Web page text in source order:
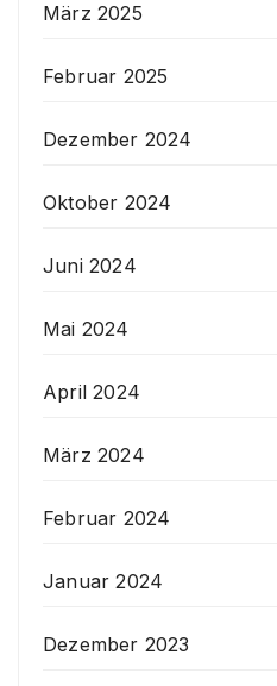
März 2025
Februar 2025
Dezember 2024
Oktober 2024
Juni 2024
Mai 2024
April 2024
März 2024
Februar 2024
Januar 2024
Dezember 2023